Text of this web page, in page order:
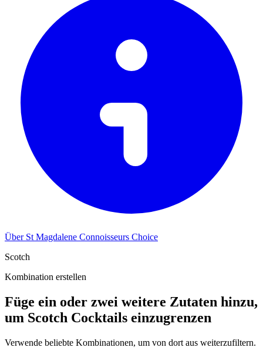
Über St Magdalene Connoisseurs Choice
Scotch
Kombination erstellen
Füge ein oder zwei weitere Zutaten hinzu,
um Scotch Cocktails einzugrenzen
Verwende beliebte Kombinationen, um von dort aus weiterzufiltern.